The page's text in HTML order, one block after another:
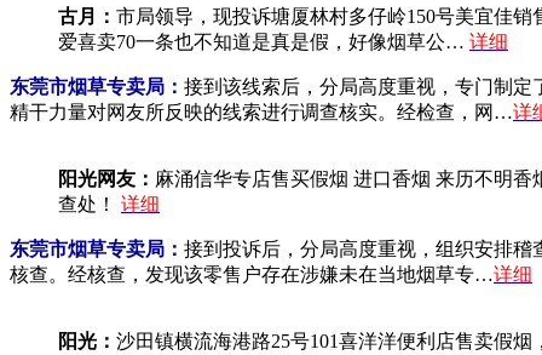
古月： 市局领导，现投诉塘厦林村多仔岭150号美宜佳销
爱喜卖70一条也不知道是真是假，好像烟草公… 详细
东莞市烟草专卖局： 接到该线索后，分局高度重视，专门制定
精干力量对网友所反映的线索进行调查核实。经检查，网…详
阳光网友： 麻涌信华专店售买假烟 进口香烟 来历不明香
查处！
详细
东莞市烟草专卖局： 接到投诉后，分局高度重视，组织安排稽
核查。经核查，发现该零售户存在涉嫌未在当地烟草专…详细
阳光： 沙田镇横流海港路25号101喜洋洋便利店售卖假烟